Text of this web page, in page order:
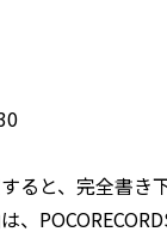
ると、完全書き
、